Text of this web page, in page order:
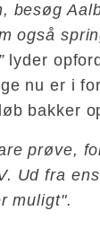
besøg
også
lyder
nu er i
bakker
prøve,
Ud fra
muligt".